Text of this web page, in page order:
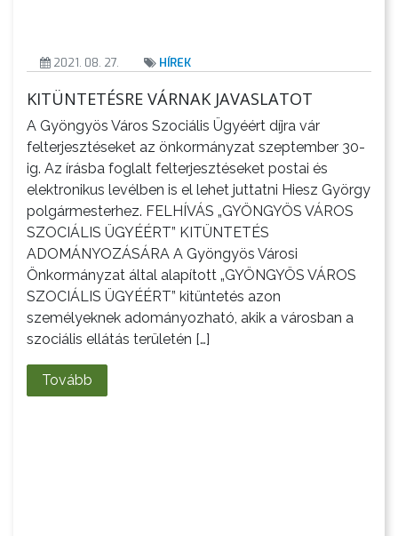
2021. 08. 27. HÍREK
KITÜNTETÉSRE VÁRNAK JAVASLATOT
A Gyöngyös Város Szociális Ügyéért díjra vár
felterjesztéseket az önkormányzat szeptember 30-
ig. Az írásba foglalt felterjesztéseket postai és
elektronikus levélben is el lehet juttatni Hiesz György
polgármesterhez. FELHÍVÁS „GYÖNGYÖS VÁROS
SZOCIÁLIS ÜGYÉÉRT” KITÜNTETÉS
ADOMÁNYOZÁSÁRA A Gyöngyös Városi
Önkormányzat által alapított „GYÖNGYÖS VÁROS
SZOCIÁLIS ÜGYÉÉRT” kitüntetés azon
személyeknek adományozható, akik a városban a
szociális ellátás területén […]
Tovább